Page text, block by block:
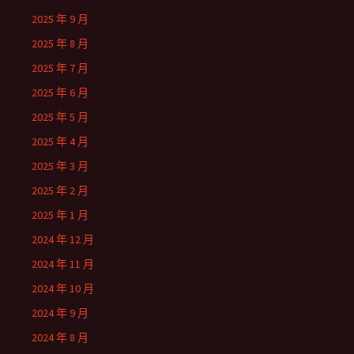
2025 年 9 月
2025 年 8 月
2025 年 7 月
2025 年 6 月
2025 年 5 月
2025 年 4 月
2025 年 3 月
2025 年 2 月
2025 年 1 月
2024 年 12 月
2024 年 11 月
2024 年 10 月
2024 年 9 月
2024 年 8 月